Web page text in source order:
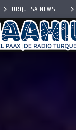
TURQUESA NEWS